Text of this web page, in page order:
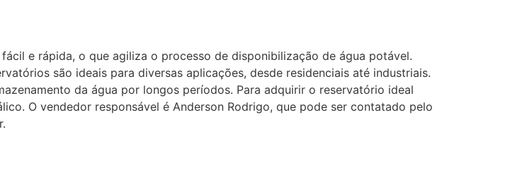
e rápida, o que agiliza o processo de disponibilização de água potável.
são ideais para diversas aplicações, desde residenciais até industriais.
da água por longos períodos. Para adquirir o reservatório ideal
O vendedor responsável é Anderson Rodrigo, que pode ser contatado pelo